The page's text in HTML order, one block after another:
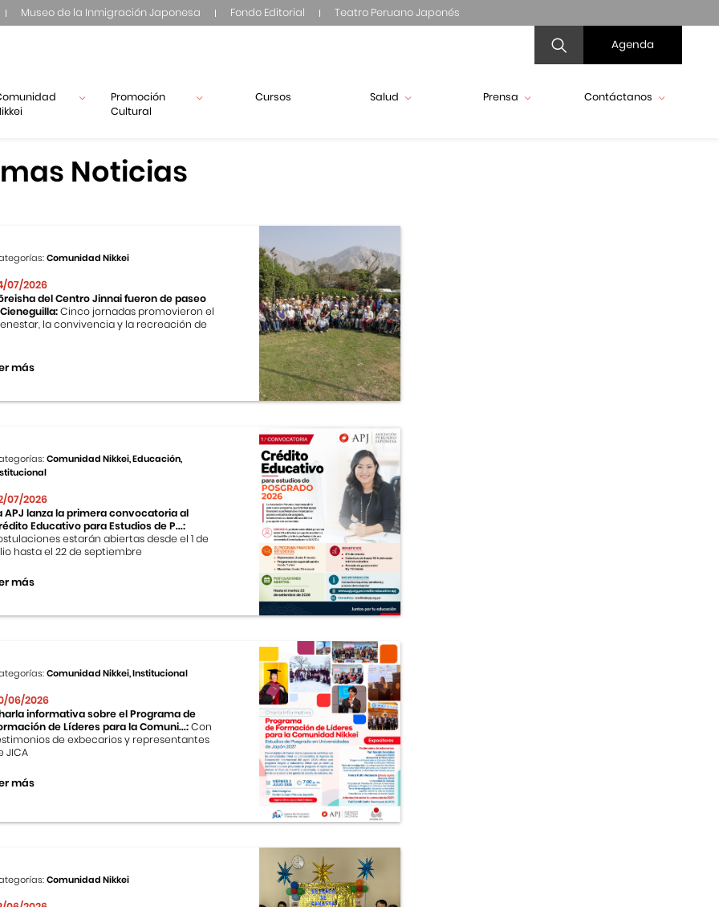
Museo de la Inmigración Japonesa Fondo Editorial Teatro Peruano Japonés
Agenda
Promoción
Cultural
Cursos Salud Prensa Contáctanos
Noticias
Comunidad Nikkei
07/2026
del Centro Jinnai fueron de paseo
Cinco jornadas promovieron el
la convivencia y la recreación de
más
Comunidad Nikkei, Educación,
07/2026
APJ lanza la primera convocatoria al
Educativo para Estudios de P...:
estarán abiertas desde el 1 de
hasta el 22 de septiembre
más
Comunidad Nikkei, Institucional
06/2026
informativa sobre el Programa de
de Líderes para la Comuni...:Con
de exbecarios y representantes
JICA
más
Comunidad Nikkei